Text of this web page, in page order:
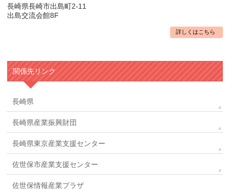
長崎県長崎市出島町2-11
出島交流会館8F
詳しくはこちら
関係先リンク
長崎県
長崎県産業振興財団
長崎県東京産業支援センター
佐世保市産業支援センター
佐世保情報産業プラザ